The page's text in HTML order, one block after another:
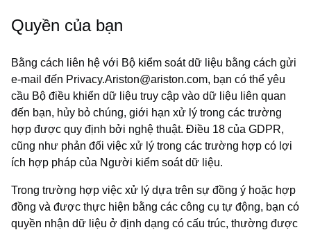
Quyền của bạn
Bằng cách liên hệ với Bộ kiểm soát dữ liệu bằng cách gửi
e-mail đến Privacy.Ariston@ariston.com, bạn có thể yêu
cầu Bộ điều khiển dữ liệu truy cập vào dữ liệu liên quan
đến bạn, hủy bỏ chúng, giới hạn xử lý trong các trường
hợp được quy định bởi nghệ thuật. Điều 18 của GDPR,
cũng như phản đối việc xử lý trong các trường hợp có lợi
ích hợp pháp của Người kiểm soát dữ liệu.
Trong trường hợp việc xử lý dựa trên sự đồng ý hoặc hợp
đồng và được thực hiện bằng các công cụ tự động, bạn có
quyền nhận dữ liệu ở định dạng có cấu trúc, thường được